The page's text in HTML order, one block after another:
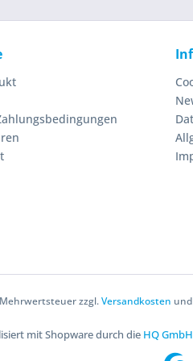
zzgl.Versandkosten
mit Shopware durch die HQ